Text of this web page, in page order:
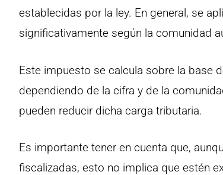
establecidas por la ley. En general, se
significativamente según la comunidad
Este impuesto se calcula sobre la base
dependiendo de la cifra y de la
pueden reducir dicha carga tributaria.
Es importante tener en cuenta que,
fiscalizadas, esto no implica que estén